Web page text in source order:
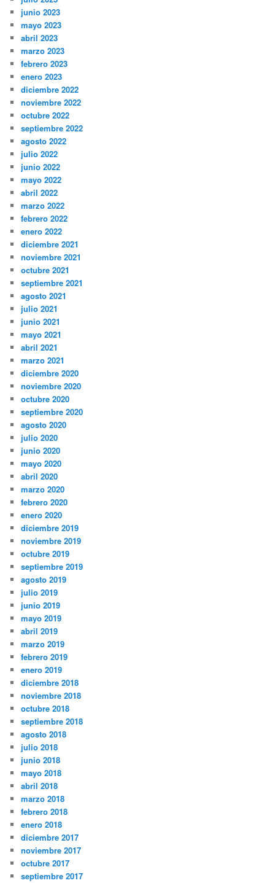
junio 2023
mayo 2023
abril 2023
marzo 2023
febrero 2023
enero 2023
diciembre 2022
noviembre 2022
octubre 2022
septiembre 2022
agosto 2022
julio 2022
junio 2022
mayo 2022
abril 2022
marzo 2022
febrero 2022
enero 2022
diciembre 2021
noviembre 2021
octubre 2021
septiembre 2021
agosto 2021
julio 2021
junio 2021
mayo 2021
abril 2021
marzo 2021
diciembre 2020
noviembre 2020
octubre 2020
septiembre 2020
agosto 2020
julio 2020
junio 2020
mayo 2020
abril 2020
marzo 2020
febrero 2020
enero 2020
diciembre 2019
noviembre 2019
octubre 2019
septiembre 2019
agosto 2019
julio 2019
junio 2019
mayo 2019
abril 2019
marzo 2019
febrero 2019
enero 2019
diciembre 2018
noviembre 2018
octubre 2018
septiembre 2018
agosto 2018
julio 2018
junio 2018
mayo 2018
abril 2018
marzo 2018
febrero 2018
enero 2018
diciembre 2017
noviembre 2017
octubre 2017
septiembre 2017